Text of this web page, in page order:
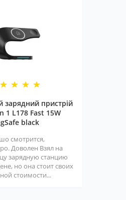
зарядний пристрій
1 L178 Fast 15W
black
смотрится,
Доволен Взял на
зарядную станцию
но она стоит своих
стоимости...